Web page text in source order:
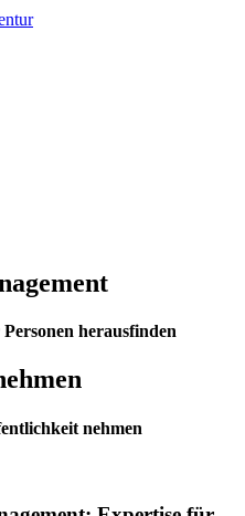
herausfinden
nehmen